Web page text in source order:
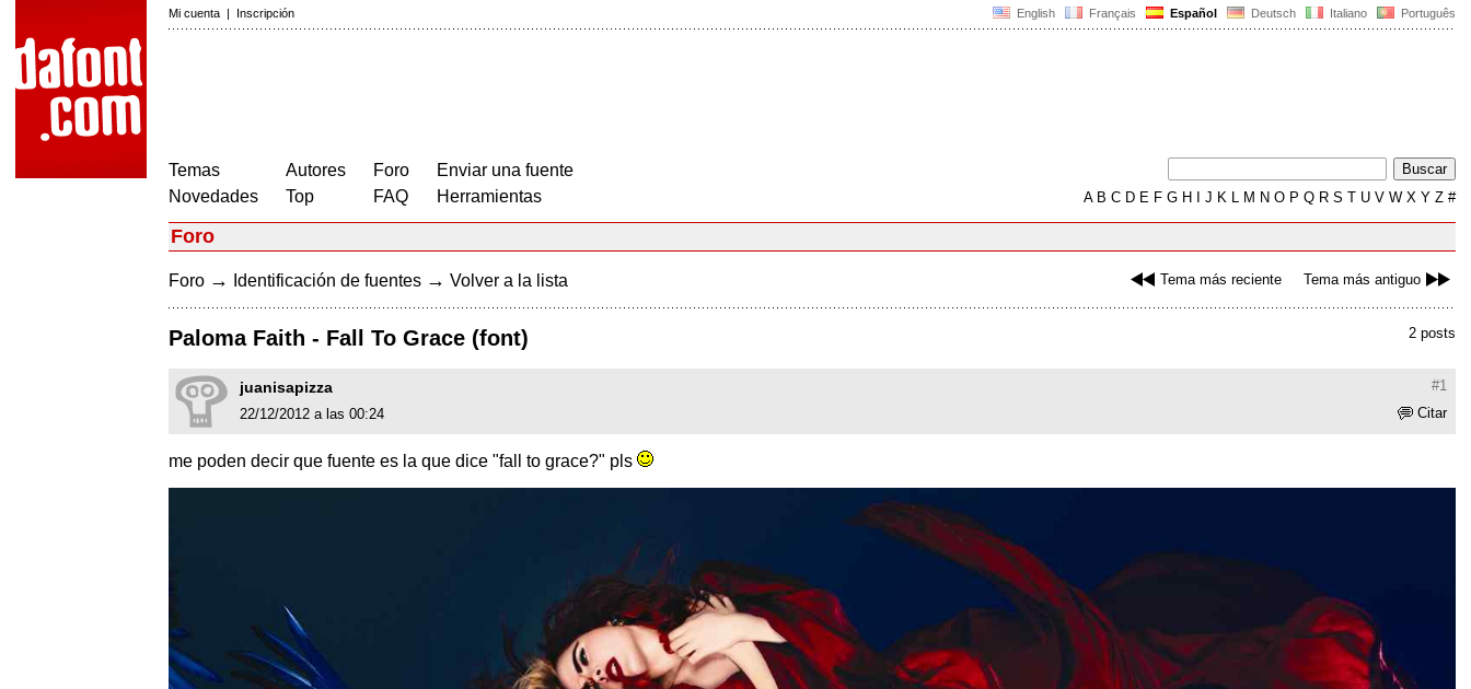
English Français Español Deutsch Italiano Português
Mi cuenta | Inscripción
Temas
Novedades
Autores
Top
Foro
FAQ
Enviar una fuente
Herramientas
AB C D E F G H J K L M N O P Q R S T U V W X Y Z #
Foro
Tema más reciente Tema más antiguo
Foro → Identificación de fuentes → Volver a la lista
2 posts
Paloma Faith - Fall To Grace (font)
#1
juanisapizza
Citar
22/12/2012 a las 00:24
me poden decir que fuente es la que dice "fall to grace?" pls